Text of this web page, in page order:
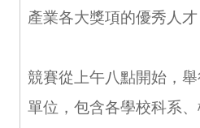
產業各大獎項的優秀人
競賽從上午八點開始，
單位，包含各學校科系